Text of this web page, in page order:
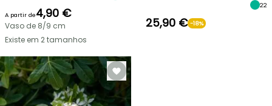
A partir de4,90 €
Vaso de 8/9 cm
Existe em 2 tamanhos
22
25,90 € -18%